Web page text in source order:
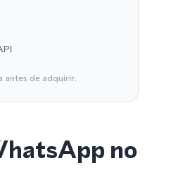
antes de adquirir.
no